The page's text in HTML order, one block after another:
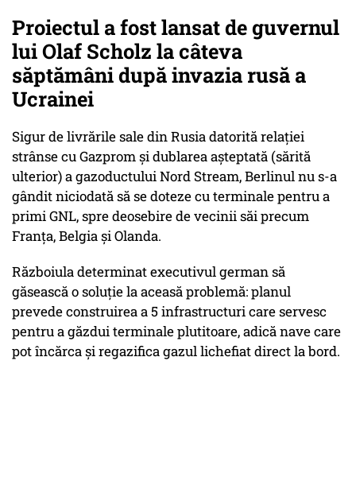
Proiectul a fost lansat de guvernul
lui Olaf Scholz la câteva
săptămâni după invazia rusă a
Ucrainei
Sigur de livrările sale din Rusia datorită relației
strânse cu Gazprom și dublarea așteptată (sărită
ulterior) a gazoductului Nord Stream, Berlinul nu s-a
gândit niciodată să se doteze cu terminale pentru a
primi GNL, spre deosebire de vecinii săi precum
Franța, Belgia și Olanda.
Războiula determinat executivul german să
găsească o soluție la aceasă problemă: planul
prevede construirea a 5 infrastructuri care servesc
pentru a găzdui terminale plutitoare, adică nave care
pot încărca și regazifica gazul lichefiat direct la bord.